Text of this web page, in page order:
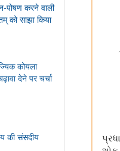
पोषण करने वाली
को साझा किया
कोयला
देने पर चर्चा
की संसदीय